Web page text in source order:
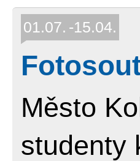
01.07. 15.04.
Město
studenty